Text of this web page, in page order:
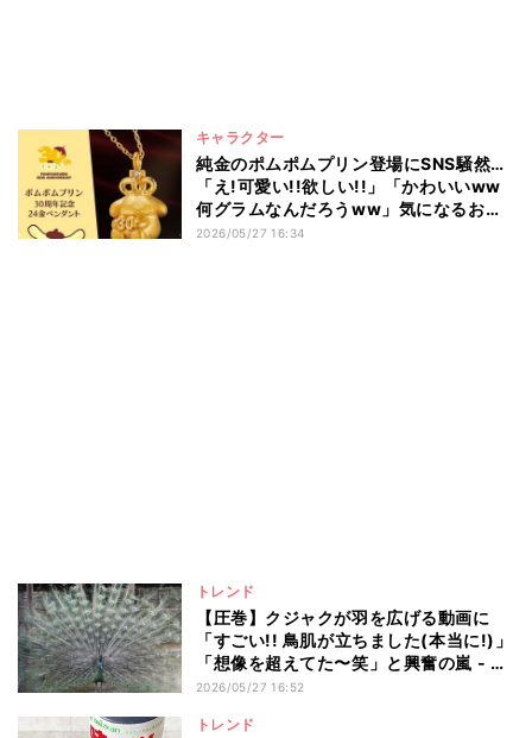
キャラクター
純金のポムポムプリン登場にSNS騒然…
「え!可愛い!!欲しい!!」「かわいいww
何グラムなんだろうww」気になるお値
段は?
2026/05/27 16:34
トレンド
【圧巻】クジャクが羽を広げる動画に
「すごい!! 鳥肌が立ちました(本当に!)」
「想像を超えてた〜笑」と興奮の嵐 - #
もう一度撮れと言われても撮れない写真
2026/05/27 16:52
トレンド